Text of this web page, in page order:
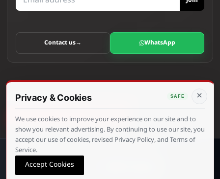
Contact us→ WhatsApp
Follow the story Updates across INA News channels
Website Design by
×
We use cookies to improve your experience on our site and to
show you relevant advertising. By continuing to use our site, you
accept our use of cookies, revised Privacy Policy, and Terms of
Service.
Accept Cookies